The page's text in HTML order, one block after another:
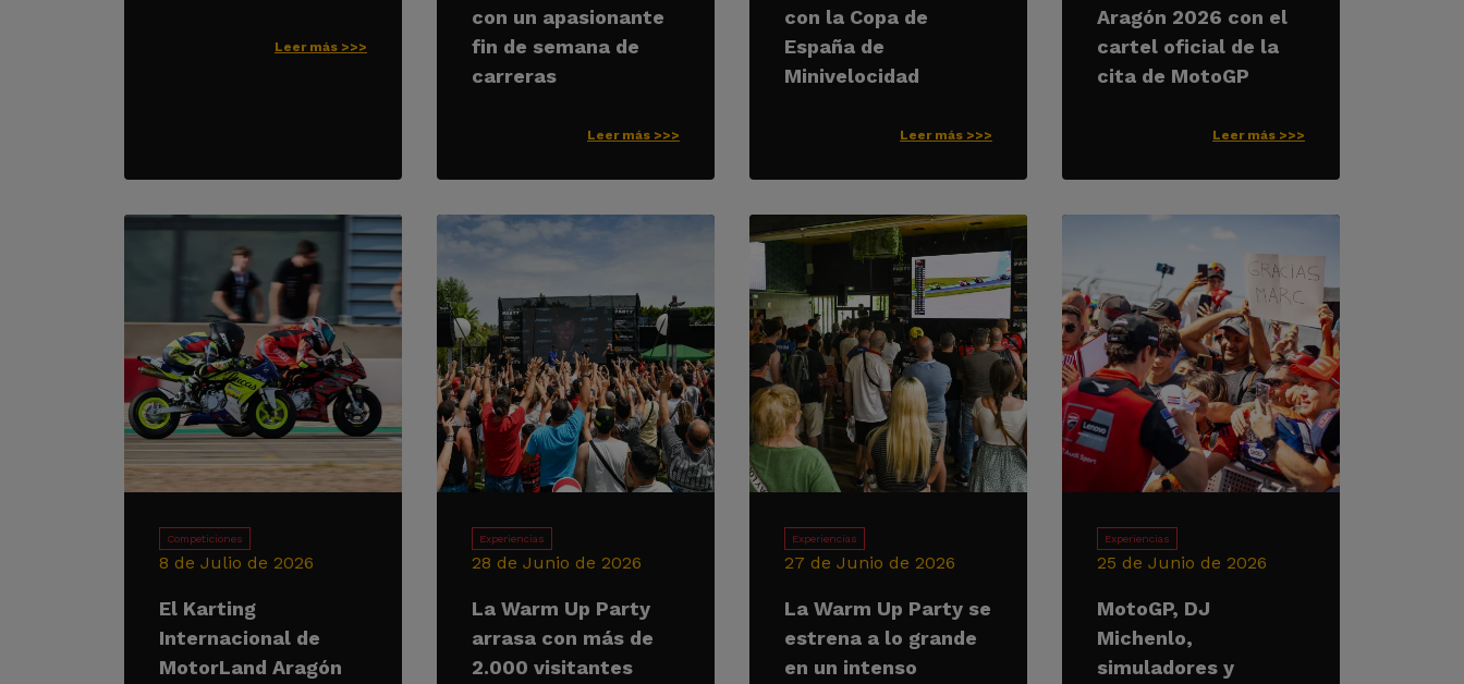
Leer más >>>
con un apasionante
fin de semana de
carreras
Leer más >>>
con la Copa de
España de
Minivelocidad
Leer más >>>
Aragón 2026 con el
cartel oficial de la
cita de MotoGP
Leer más >>>
Competiciones
8 de Julio de 2026
El Karting
Internacional de
MotorLand Aragón
Experiencias
28 de Junio de 2026
La Warm Up Party
arrasa con más de
2.000 visitantes
Experiencias
27 de Junio de 2026
La Warm Up Party se
estrena a lo grande
en un intenso
Experiencias
25 de Junio de 2026
MotoGP, DJ
Michenlo,
simuladores y